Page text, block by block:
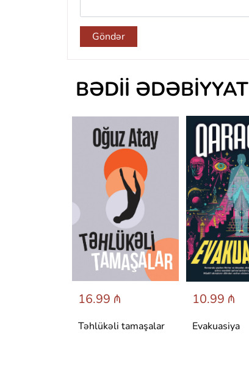
Göndər
BƏDII ƏDƏBIYYAT
16.99 ₼
Təhlükəli tamaşalar
10.99 ₼
Evakuasiya